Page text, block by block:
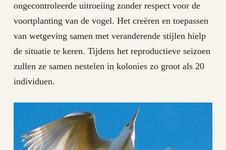
ongecontroleerde uitroeiing zonder respect voor de
voortplanting van de vogel. Het creëren en toepassen
van wetgeving samen met veranderende stijlen hielp
de situatie te keren. Tijdens het reproductieve seizoen
zullen ze samen nestelen in kolonies zo groot als 20
individuen.